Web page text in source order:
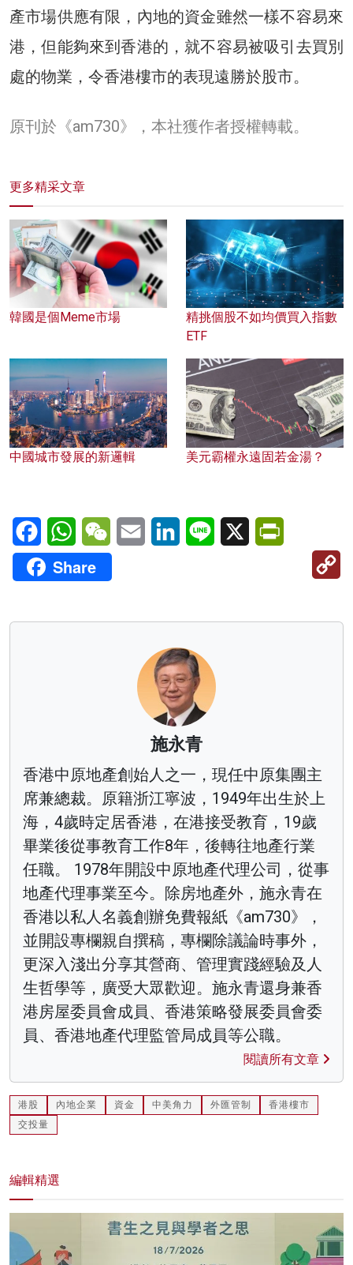
產市場供應有限，內地的資金雖然一樣不容易來
港，但能夠來到香港的，就不容易被吸引去買別
處的物業，令香港樓市的表現遠勝於股市。
原刊於《am730》，本社獲作者授權轉載。
更多精采文章
韓國是個Meme市場
精挑個股不如均價買入指數
ETF
中國城市發展的新邏輯 美元霸權永遠固若金湯？
FacebookWhatsAppWeChatEmail LinkedInLine X
Share
施永青
香港中原地產創始人之一，現任中原集團主
席兼總裁。原籍浙江寧波，1949年出生於上
海，4歲時定居香港，在港接受教育，19歲
畢業後從事教育工作8年，後轉往地產行業
任職。 1978年開設中原地產代理公司，從事
地產代理事業至今。除房地產外，施永青在
香港以私人名義創辦免費報紙《am730》，
並開設專欄親自撰稿，專欄除議論時事外，
更深入淺出分享其營商、管理實踐經驗及人
生哲學等，廣受大眾歡迎。施永青還身兼香
港房屋委員會成員、香港策略發展委員會委
員、香港地產代理監管局成員等公職。
閱讀所有文章
港股 內地企業 資金 中美角力 外匯管制
香港樓市
交投量
編輯精選